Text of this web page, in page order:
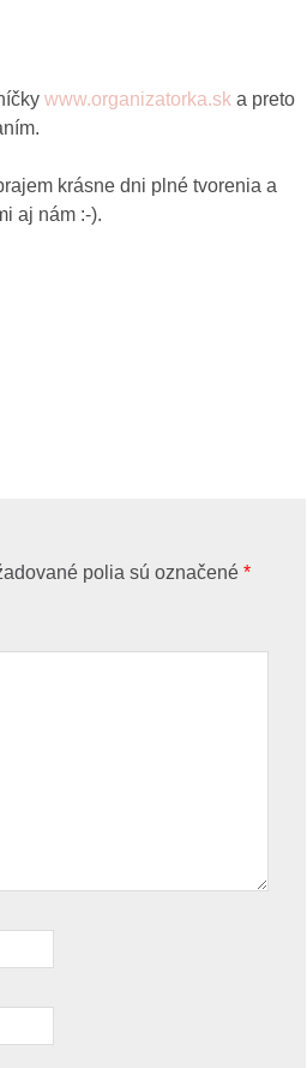
www.organizatorka.sk a preto
krásne dni plné tvorenia a
aj nám :-).
polia sú označené *